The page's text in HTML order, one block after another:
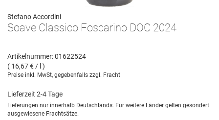
Stefano Accordini
Soave Classico Foscarino DOC 2024
Artikelnummer: 01622524
( 16,67 € / l )
Preise inkl. MwSt, gegebenfalls zzgl. Fracht
Lieferzeit 2-4 Tage
Lieferungen nur innerhalb Deutschlands. Für weitere Länder gelten gesondert
ausgewiesene Frachtsätze.